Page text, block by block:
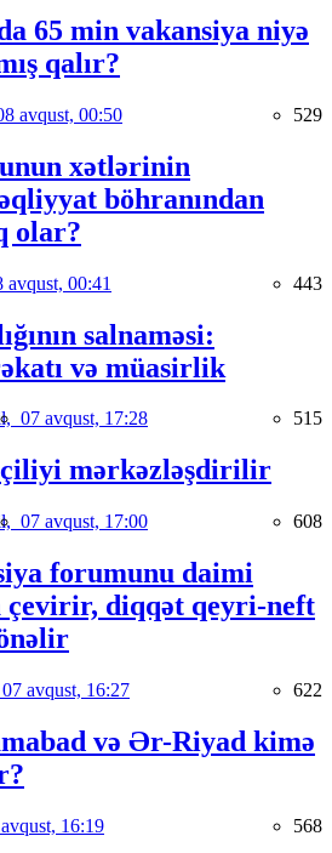
65 min vakansiya niyə
qalır?
avqust, 00:50 529
xətlərinin
böhranından
olar?
avqust, 00:41 443
salnaməsi:
və müasirlik
07 avqust, 17:28 515
mərkəzləşdirilir
07 avqust, 17:00 608
forumunu daimi
çevirir, diqqət qeyri-neft
07 avqust, 16:27 622
və Ər-Riyad kimə
16:19 568